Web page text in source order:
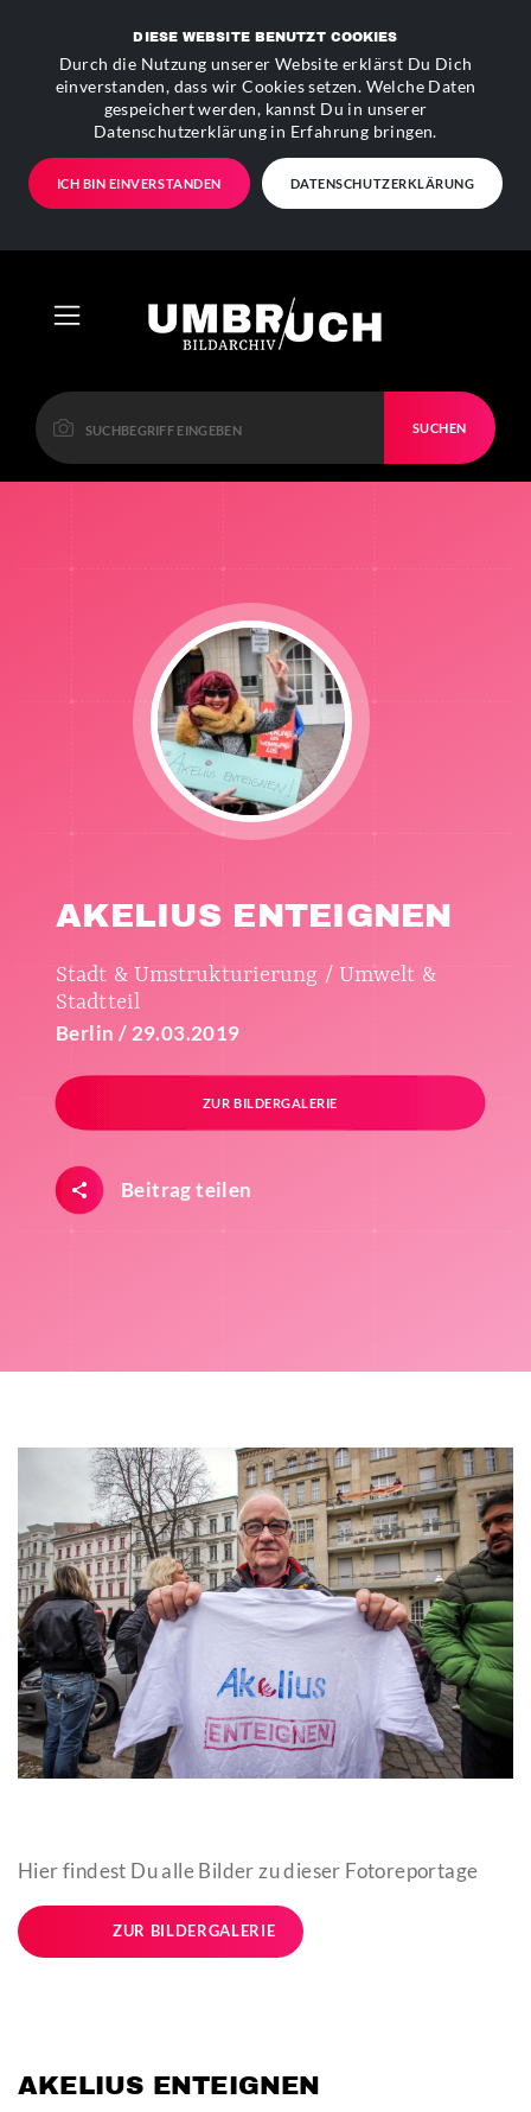
DIESE WEBSITE BENUTZT COOKIES
Durch die Nutzung unserer Website erklärst Du Dich
einverstanden, dass wir Cookies setzen. Welche Daten
gespeichert werden, kannst Du in unserer
Datenschutzerklärung in Erfahrung bringen.
ICH BIN EINVERSTANDEN DATENSCHUTZERKLÄRUNG
SUCHEN
AKELIUS ENTEIGNEN
Stadt & Umstrukturierung / Umwelt &
Stadtteil
Berlin / 29.03.2019
ZUR BILDERGALERIE
Beitrag teilen
Hier findest Du alle Bilder zu dieser Fotoreportage
ZUR BILDERGALERIE
AKELIUS ENTEIGNEN